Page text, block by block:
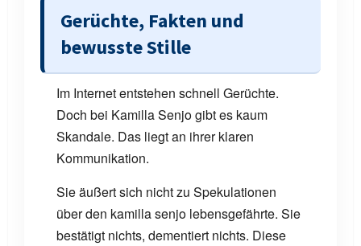
Gerüchte, Fakten und
bewusste Stille
Im Internet entstehen schnell Gerüchte.
Doch bei Kamilla Senjo gibt es kaum
Skandale. Das liegt an ihrer klaren
Kommunikation.
Sie äußert sich nicht zu Spekulationen
über den kamilla senjo lebensgefährte. Sie
bestätigt nichts, dementiert nichts. Diese